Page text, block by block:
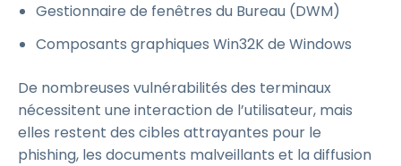
Gestionnaire de fenêtres du Bureau (DWM)
Composants graphiques Win32K de Windows
De nombreuses vulnérabilités des terminaux
nécessitent une interaction de l’utilisateur, mais
elles restent des cibles attrayantes pour le
phishing, les documents malveillants et la diffusion